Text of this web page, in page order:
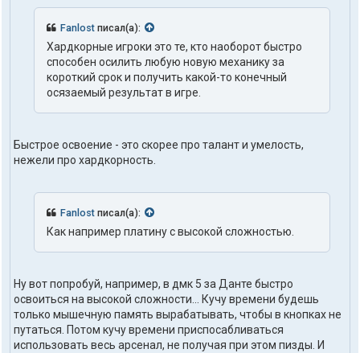
Fanlost писал(а):
Хардкорные игроки это те, кто наоборот быстро
способен осилить любую новую механику за
короткий срок и получить какой-то конечный
осязаемый результат в игре.
Быстрое освоение - это скорее про талант и умелость,
нежели про хардкорность.
Fanlost писал(а):
Как например платину с высокой сложностью.
Ну вот попробуй, например, в дмк 5 за Данте быстро
освоиться на высокой сложности... Кучу времени будешь
только мышечную память вырабатывать, чтобы в кнопках не
путаться. Потом кучу времени приспосабливаться
использовать весь арсенал, не получая при этом пизды. И